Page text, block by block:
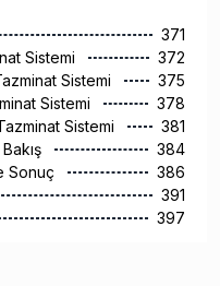
371
Sistemi
372
Sistemi
375
Sistemi
378
Sistemi
381
384
Sonuç
386
391
397